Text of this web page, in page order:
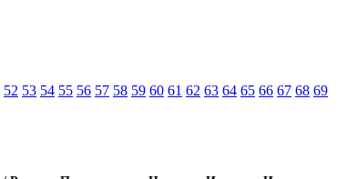
52 53 54 55 56 57 58 59 60 61 62 63 64 65 66 67 68 69